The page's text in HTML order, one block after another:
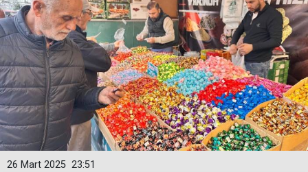
23:51
26 Mart 2025